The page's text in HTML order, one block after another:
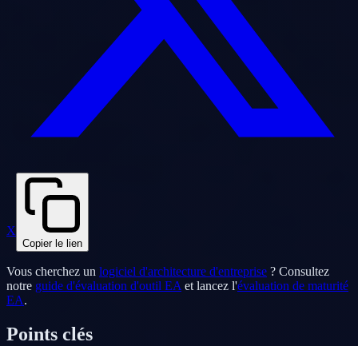
X
Copier le lien
Vous cherchez un logiciel d'architecture d'entreprise ? Consultez
notre guide d'évaluation d'outil EA et lancez l'évaluation de maturité
EA.
Points clés